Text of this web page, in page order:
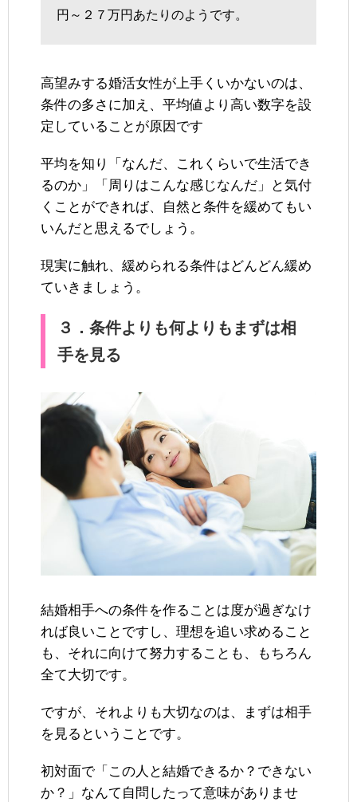
円～２７万円あたりのようです。
高望みする婚活女性が上手くいかないのは、
条件の多さに加え、平均値より高い数字を設
定していることが原因です
平均を知り「なんだ、これくらいで生活でき
るのか」「周りはこんな感じなんだ」と気付
くことができれば、自然と条件を緩めてもい
いんだと思えるでしょう。
現実に触れ、緩められる条件はどんどん緩め
ていきましょう。
３．条件よりも何よりもまずは相
手を見る
結婚相手への条件を作ることは度が過ぎなけ
れば良いことですし、理想を追い求めること
も、それに向けて努力することも、もちろん
全て大切です。
ですが、それよりも大切なのは、まずは相手
を見るということです。
初対面で「この人と結婚できるか？できない
か？」なんて自問したって意味がありませ